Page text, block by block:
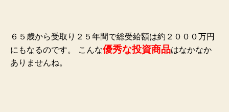
６５歳から受取り２５年間で総受給額は約２０００万円
にもなるのです。
こんな優秀な投資商品はなかなか
ありませんね。